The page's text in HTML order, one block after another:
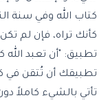
كتاب الله وفي سنة
كأنك تراه، فإن لم
تطبيق: "أن تعبد الله
تطبيقك أن تُتقن في
تأتي بالشيء كاملاً